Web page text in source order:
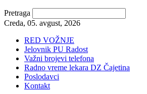
Pretraga
Creda, 05. avgust, 2026
RED VOŽNJE
Jelovnik PU Radost
Važni brojevi telefona
Radno vreme lekara DZ Čajetina
Poslodavci
Kontakt